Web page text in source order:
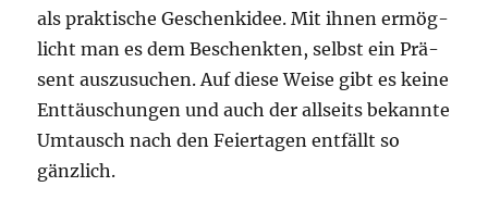
als prak­ti­sche Geschenk­idee. Mit ihnen ermög­
licht man es dem Beschenk­ten, selbst ein Prä­
sent aus­zu­su­chen. Auf die­se Wei­se gibt es kei­ne
Ent­täu­schun­gen und auch der all­seits bekann­te
Umtausch nach den Fei­er­ta­gen ent­fällt so
gänzlich.